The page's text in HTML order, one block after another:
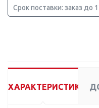
Срок поставки: заказ до
ХАРАКТЕРИСТИКИ